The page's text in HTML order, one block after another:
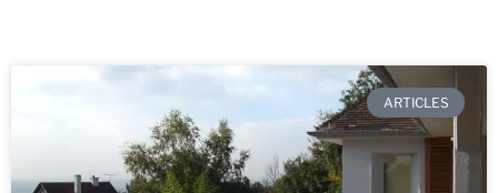
ARTICLES